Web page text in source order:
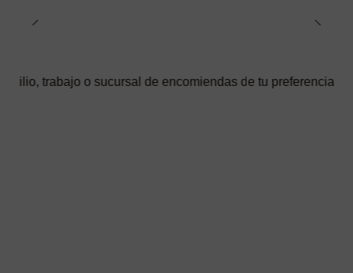
de encomiendas de tu preferencia ✅ Podrás